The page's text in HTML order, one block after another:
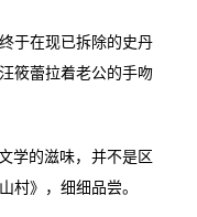
于在现已拆除的史丹
筱蕾拉着老公的手吻
学的滋味，并不是区
村》，细细品尝。